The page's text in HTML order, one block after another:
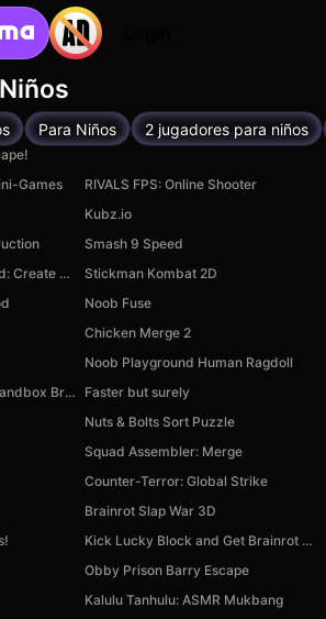
Para Niños 2 jugadores para niños
Games
RIVALS FPS: Online Shooter
Kubz.io
Smash 9 Speed
Sprunki Phase Playground: Create Sprunki and Music
Stickman Kombat 2D
Noob Fuse
Chicken Merge 2
Noob Playground Human Ragdoll
Sprunki 3D Playground Sandbox Brainrot Zombie
Faster but surely
Nuts & Bolts Sort Puzzle
Squad Assembler: Merge
Counter-Terror: Global Strike
Brainrot Slap War 3D
Kick Lucky Block and Get Brainrot Mine-Mobs!
Obby Prison Barry Escape
Kalulu Tanhulu: ASMR Mukbang